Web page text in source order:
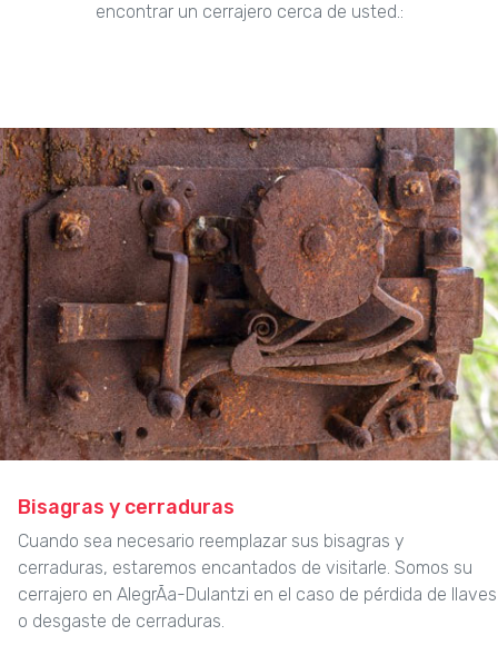
encontrar un cerrajero cerca de usted.:
Bisagras y cerraduras
Cuando sea necesario reemplazar sus bisagras y
cerraduras, estaremos encantados de visitarle. Somos su
cerrajero en AlegrÃ­a-Dulantzi en el caso de pérdida de llaves
o desgaste de cerraduras.